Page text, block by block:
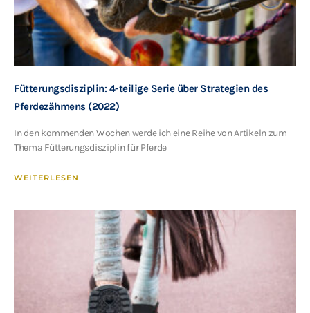
Fütterungsdisziplin: 4-teilige Serie über Strategien des
Pferdezähmens (2022)
In den kommenden Wochen werde ich eine Reihe von Artikeln zum
Thema Fütterungsdisziplin für Pferde
WEITERLESEN